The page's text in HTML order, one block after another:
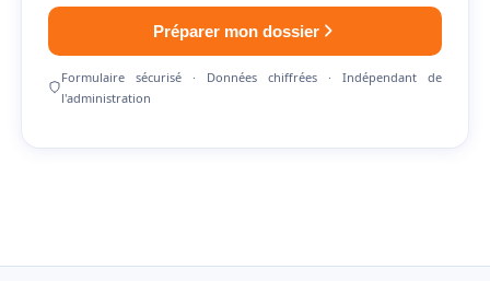
Préparer mon dossier
Formulaire sécurisé · Données chiffrées · Indépendant de
l'administration